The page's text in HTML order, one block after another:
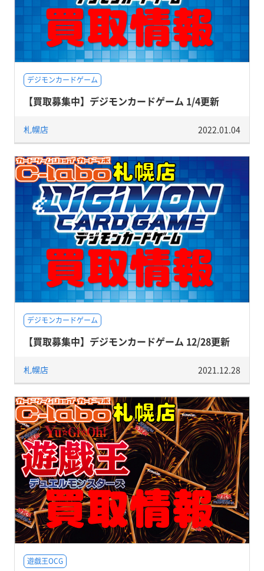
デジモンカードゲーム
【買取募集中】デジモンカードゲーム 1/4更新
札幌店 2022.01.04
デジモンカードゲーム
【買取募集中】デジモンカードゲーム 12/28更新
札幌店 2021.12.28
遊戯王OCG